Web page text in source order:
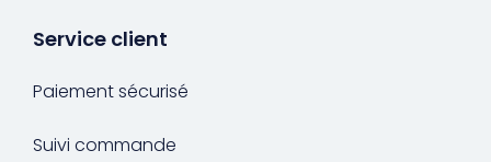
Service client
Paiement sécurisé
Suivi commande